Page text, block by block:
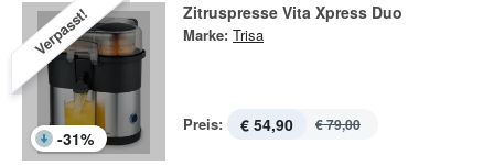
Verpasst!
-31%
Zitruspresse Vita Xpress Duo
Marke: Trisa
Preis: € 54,90 € 79,00